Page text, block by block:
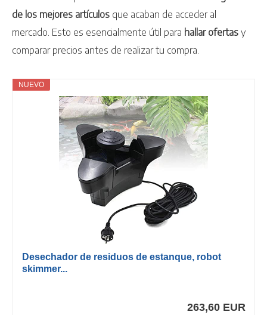
de los mejores artículos que acaban de acceder al
mercado. Esto es esencialmente útil para hallar ofertasy
comparar precios antes de realizar tu compra.
NUEVO
Desechador de residuos de estanque, robot
skimmer...
263,60 EUR